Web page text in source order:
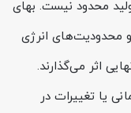
هزینه تولید محدود نیست. بهای
محدودیت‌های انرژی
اثر می‌گذارند.
یا تغییرات در